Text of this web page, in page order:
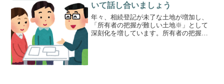
いて話し合いましょう
年々、相続登記が未了な土地が増加し、
「所有者の把握が難しい土地※」として
深刻化を増しています。所有者の把握が